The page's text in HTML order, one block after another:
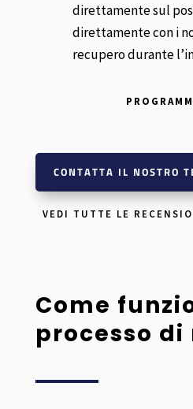
direttamente sul
direttamente con i
recupero durante
CONTATTA IL NOSTRO
VEDI TUTTE LE
Come
processo